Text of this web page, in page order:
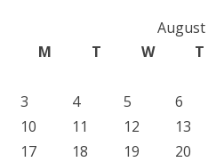
August
M
T W T
3
4 5 6
10
11 12 13
17
18 19 20